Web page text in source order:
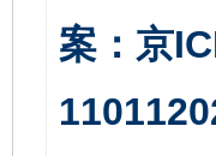
案：京